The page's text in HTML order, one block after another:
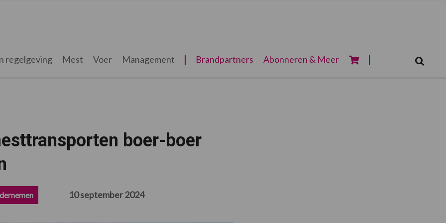
regelgeving Mest Voer Management Brandpartners Abonneren & Meer
boer-boer
10 september 2024